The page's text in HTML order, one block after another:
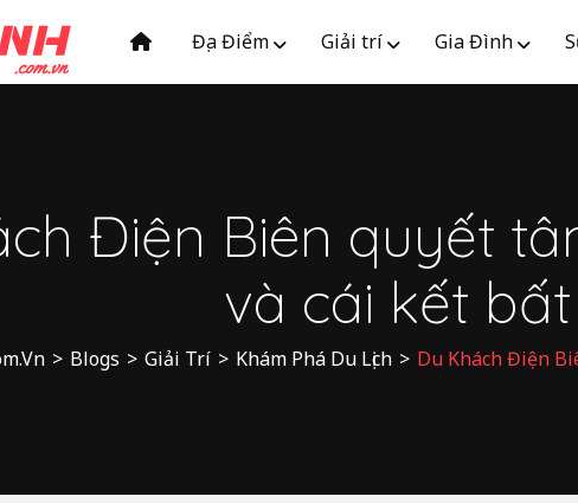
Địa Điểm Giải trí Gia Đình
Điện Biên quyết
và cái kết
> Blogs > Giải Trí > Khám Phá Du Lịch > Du Khách Điện